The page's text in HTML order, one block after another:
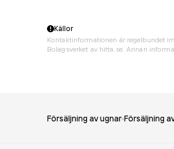
Källor
Kontaktinformationen är regelbundet
Bolagsverket av hitta.se. Annan
Försäljning av ugnar Försäljning